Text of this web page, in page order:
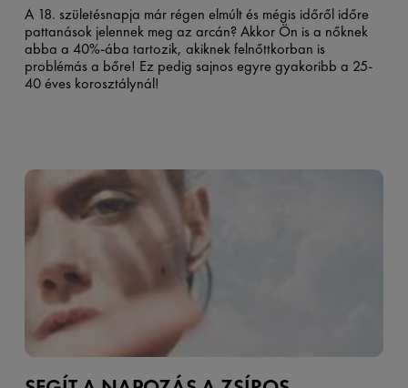
A 18. születésnapja már régen elmúlt és mégis időről időre
pattanások jelennek meg az arcán? Akkor Ön is a nőknek
abba a 40%-ába tartozik, akiknek felnőttkorban is
problémás a bőre! Ez pedig sajnos egyre gyakoribb a 25-
40 éves korosztálynál!